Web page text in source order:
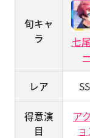
旬キャ
ラ
七
レア
得意演
目
ア